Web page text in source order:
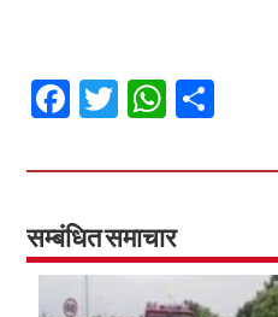
Fa
ce
b
o
o
k
T
wi
tt
er
W
h
at
sA
p
p
ar
सम्बंधित समाचार